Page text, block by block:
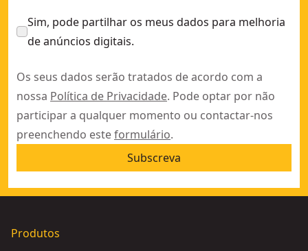
Sim, pode partilhar os meus dados para melhoria
de anúncios digitais.
Os seus dados serão tratados de acordo com a
nossa Política de Privacidade. Pode optar por não
participar a qualquer momento ou contactar-nos
preenchendo esteformulário.
Subscreva
Produtos